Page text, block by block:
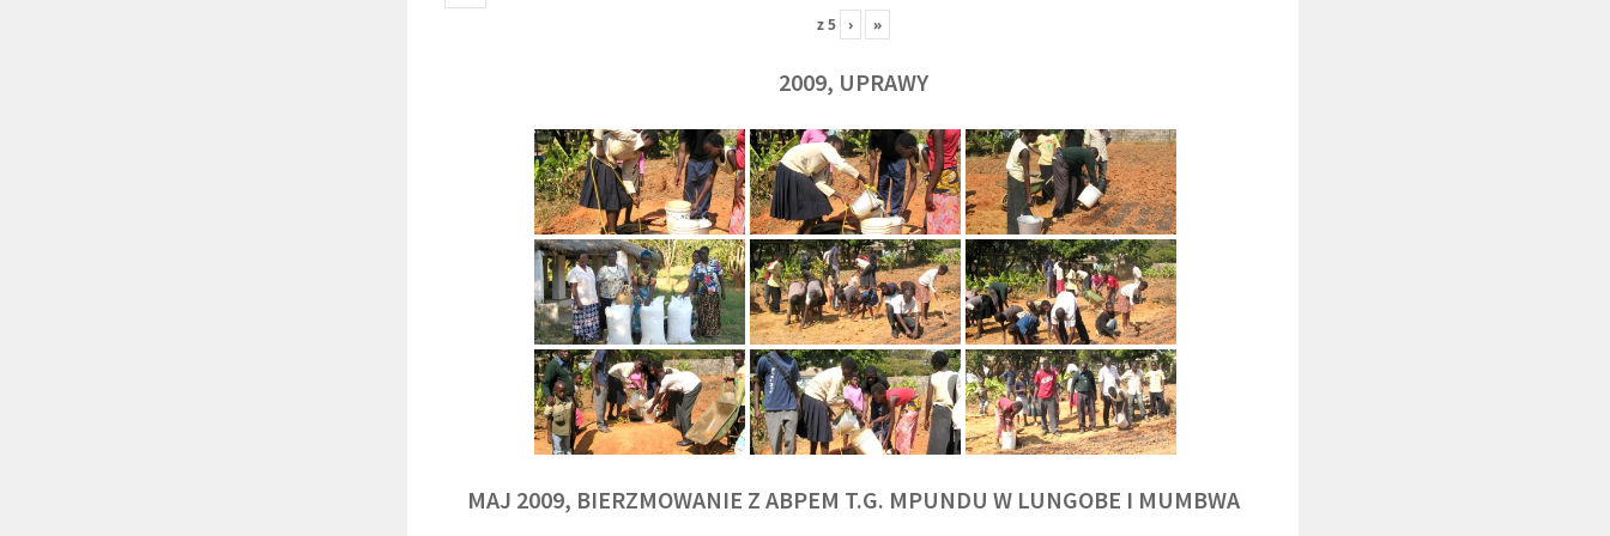
z5 › »
2009, UPRAWY
MAJ 2009, BIERZMOWANIE Z ABPEM T.G. MPUNDU W LUNGOBE I MUMBWA